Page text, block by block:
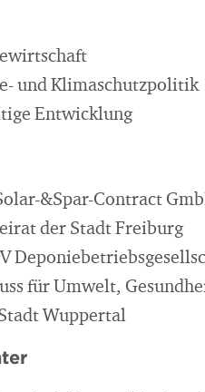
und Klimaschutzpolitik
Entwicklung
&Spar-Contract
der Stadt Freiburg
für Umwelt,
Wuppertal